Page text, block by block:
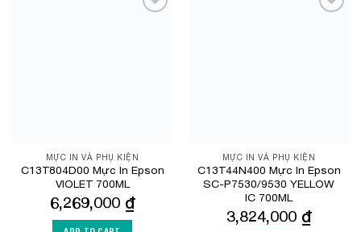
MỰC IN VÀ PHỤ KIỆN
C13T804D00 Mực In Epson
VIOLET 700ML
6,269,000 ₫
MỰC IN VÀ PHỤ KIỆN
C13T44N400 Mực In Epson
SC-P7530/9530 YELLOW
IC 700ML
3,824,000 ₫